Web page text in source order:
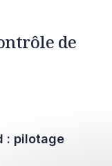
de
: pilotage